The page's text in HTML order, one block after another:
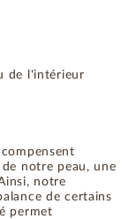
de l'intérieur
notre peau, une
notre
de certains
permet